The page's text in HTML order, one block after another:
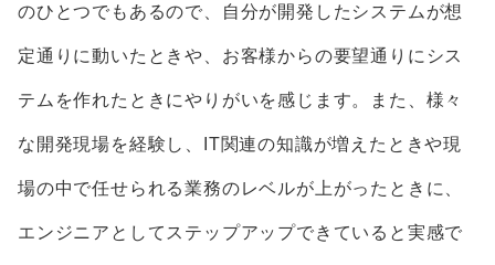
のひとつでもあるので、自分が開発したシステムが想
定通りに動いたときや、お客様からの要望通りにシス
テムを作れたときにやりがいを感じます。また、様々
な開発現場を経験し、IT関連の知識が増えたときや現
場の中で任せられる業務のレベルが上がったときに、
エンジニアとしてステップアップできていると実感で